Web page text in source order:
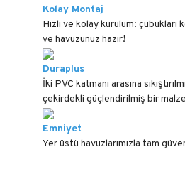
Kolay Montaj
Hızlı ve kolay kurulum:
ve havuzunuz hazır!
Duraplus
İki PVC katmanı arasına
çekirdekli güçlendirilmiş bir
Emniyet
Yer üstü havuzlarımızla tam